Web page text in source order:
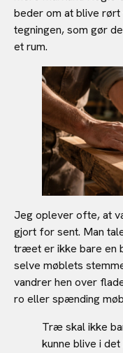
beder om at blive rørt
tegningen, som gør
et rum.
Jeg oplever ofte, at
gjort for sent. Man
træet er ikke bare en
selve møblets
vandrer hen over
ro eller spænding
Træ skal ikke
kunne blive i